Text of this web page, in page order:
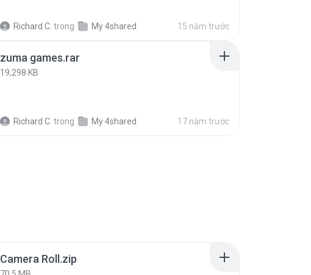
Richard C. trong My 4shared 15 năm trước
zuma games.rar
19,298 KB
Richard C. trong My 4shared 17 năm trước
Camera Roll.zip